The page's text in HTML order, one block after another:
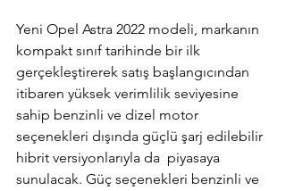
Yeni Opel Astra 2022 modeli, markanın
kompakt sınıf tarihinde bir ilk
gerçekleştirerek satış başlangıcından
itibaren yüksek verimlilik seviyesine
sahip benzinli ve dizel motor
seçenekleri dışında güçlü şarj edilebilir
hibrit versiyonlarıyla da  piyasaya
sunulacak. Güç seçenekleri benzinli ve